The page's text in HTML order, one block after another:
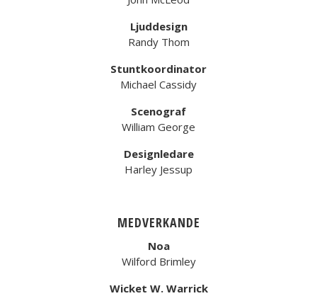
Ljuddesign
Randy Thom
Stuntkoordinator
Michael Cassidy
Scenograf
William George
Designledare
Harley Jessup
MEDVERKANDE
Noa
Wilford Brimley
Wicket W. Warrick